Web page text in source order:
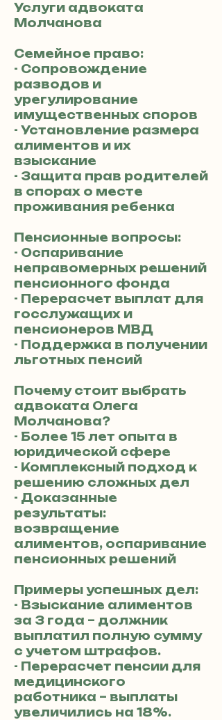
Услуги адвоката
Молчанова
Семейное право:
- Сопровождение
разводов и
урегулирование
имущественных споров
- Установление размера
алиментов и их
взыскание
- Защита прав родителей
в спорах о месте
проживания ребенка
Пенсионные вопросы:
- Оспаривание
неправомерных решений
пенсионного фонда
- Перерасчет выплат для
госслужащих и
пенсионеров МВД
- Поддержка в получении
льготных пенсий
Почему стоит выбрать
адвоката Олега
Молчанова?
- Более 15 лет опыта в
юридической сфере
- Комплексный подход к
решению сложных дел
- Доказанные
результаты:
возвращение
алиментов, оспаривание
пенсионных решений
Примеры успешных дел:
- Взыскание алиментов
за 3 года – должник
выплатил полную сумму
с учетом штрафов.
- Перерасчет пенсии для
медицинского
работника – выплаты
увеличились на 18%.